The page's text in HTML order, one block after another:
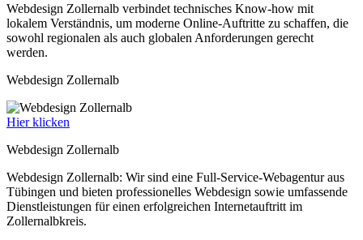
Webdesign Zollernalb verbindet technisches Know-how mit
lokalem Verständnis, um moderne Online-Auftritte zu schaffen, die
sowohl regionalen als auch globalen Anforderungen gerecht
werden.
Webdesign Zollernalb
Hier klicken
Webdesign Zollernalb
Webdesign Zollernalb: Wir sind eine Full-Service-Webagentur aus
Tübingen und bieten professionelles Webdesign sowie umfassende
Dienstleistungen für einen erfolgreichen Internetauftritt im
Zollernalbkreis.